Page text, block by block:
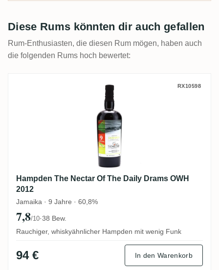
Diese Rums könnten dir auch gefallen
Rum-Enthusiasten, die diesen Rum mögen, haben auch
die folgenden Rums hoch bewertet:
Hampden The Nectar Of The Daily Drams
RX10598
Hampden The Nectar Of The Daily Drams OWH
2012
Jamaika · 9 Jahre · 60,8%
7,8/10·38 Bew.
Rauchiger, whiskyähnlicher Hampden mit wenig Funk
94 € In den Warenkorb